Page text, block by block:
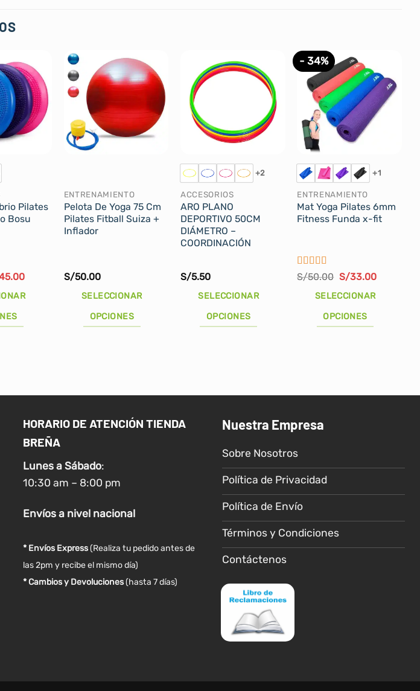
Pilates
Bosu
El
actual
ENTRENAMIENTO
Pelota De Yoga 75 Cm
Pilates Fitball Suiza +
Inflador
S/50.00
SELECCIONAR
OPCIONES
variantes.
opciones
elegir
en
página
producto
+2
ACCESORIOS
ARO PLANO
DEPORTIVO 50CM
DIÁMETRO –
COORDINACIÓN
S/5.50
SELECCIONAR
OPCIONES
variantes.
opciones
producto
- 34%
+1
ENTRENAMIENTO
Mat Yoga Pilates 6mm
Fitness Funda x-fit
Valorado
con
S/50.00 El
original
S/50.00.
S/33.00El
SELECCIONAR
OPCIONES
variantes.
opciones
pueden
elegir
en
la
de
producto
HORARIO DE ATENCIÓN TIENDA
BREÑA
Lunes a Sábado:
10:30 am – 8:00 pm
Envíosa nivel nacional
* Envíos Express(Realiza tu pedido antes de
las 2pm y recibe el mismo día)
* Cambios y Devoluciones (hasta 7 días)
Nuestra Empresa
Sobre Nosotros
Política de Privacidad
Política de Envío
Términos y Condiciones
Contáctenos